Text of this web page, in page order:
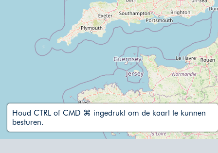
Houd CTRL of CMD ⌘ ingedrukt om de kaart te kunnen
besturen.